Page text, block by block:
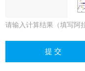
请输入计算结果（填写阿